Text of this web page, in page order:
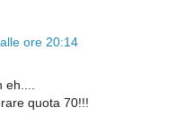
ore 20:14
eh....
quota 70!!!